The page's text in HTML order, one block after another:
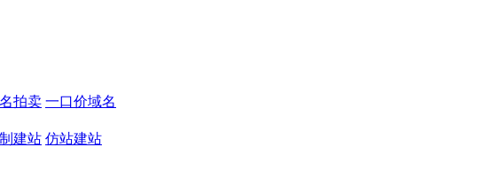
拍卖 一口价域名
建站 仿站建站